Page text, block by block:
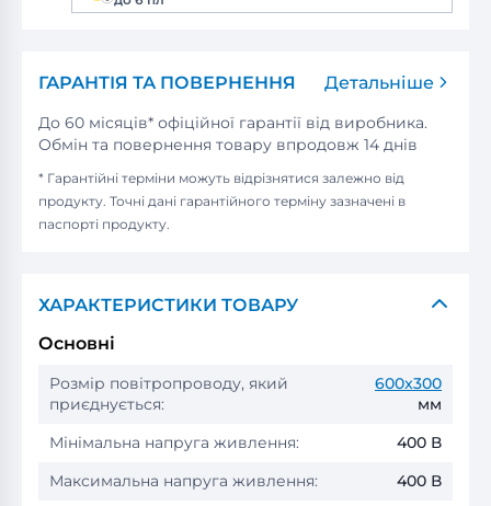
ГАРАНТІЯ ТА ПОВЕРНЕННЯ Детальніше
До 60 місяців* офіційної гарантії від виробника.
Обмін та повернення товару впродовж 14 днів
* Гарантійні терміни можуть відрізнятися залежно від
продукту. Точні дані гарантійного терміну зазначені в
паспорті продукту.
ХАРАКТЕРИСТИКИ ТОВАРУ
Основні
Розмір повітропроводу, який
приєднується:
600x300
мм
Мінімальна напруга живлення:
400 В
Максимальна напруга живлення:
400 В